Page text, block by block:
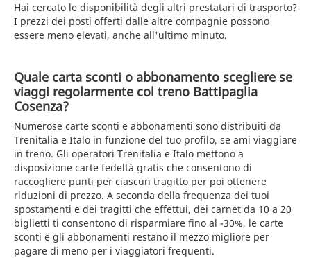
Hai cercato le disponibilità degli altri prestatari di trasporto?
I prezzi dei posti offerti dalle altre compagnie possono
essere meno elevati, anche all'ultimo minuto.
Quale carta sconti o abbonamento scegliere se
viaggi regolarmente col treno Battipaglia
Cosenza?
Numerose carte sconti e abbonamenti sono distribuiti da
Trenitalia e Italo in funzione del tuo profilo, se ami viaggiare
in treno. Gli operatori Trenitalia e Italo mettono a
disposizione carte fedeltà gratis che consentono di
raccogliere punti per ciascun tragitto per poi ottenere
riduzioni di prezzo. A seconda della frequenza dei tuoi
spostamenti e dei tragitti che effettui, dei carnet da 10 a 20
biglietti ti consentono di risparmiare fino al -30%, le carte
sconti e gli abbonamenti restano il mezzo migliore per
pagare di meno per i viaggiatori frequenti.